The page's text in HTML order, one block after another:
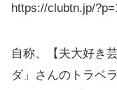
https://clubtn.jp/
自称、【夫大好き
ダ」さんのトラベ